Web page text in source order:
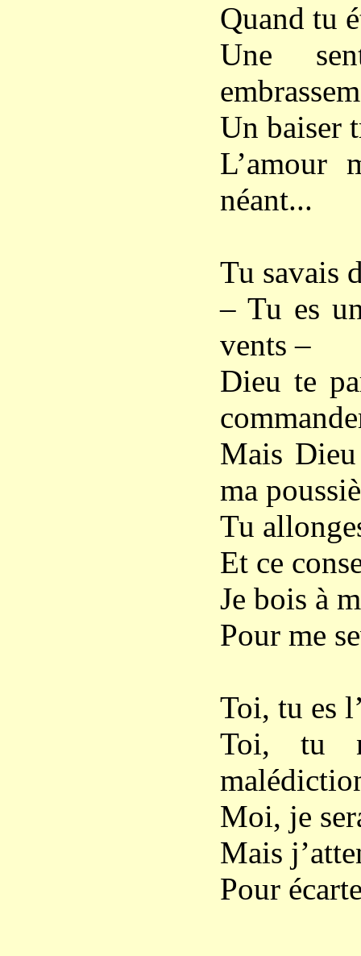
Quand tu
Une
Un baiser
L’amour
néant...
Tu savais
– Tu es
vents –
Dieu te
Mais
ma
Tu
Et ce
Je bois à
Pour me
Toi, tu es
Toi, tu
Moi, je
Mais
Pour